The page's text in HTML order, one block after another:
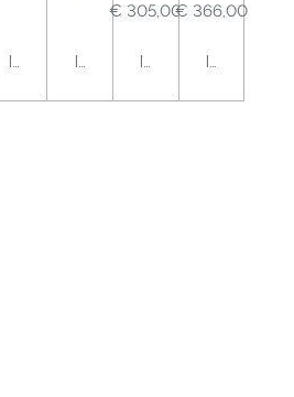
In winkelwagenIn winkelwagen
€ 305,00
In winkelwagen
€ 366,00
In